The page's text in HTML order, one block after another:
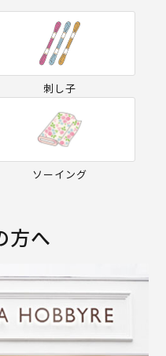
刺し子
ソーイング
方へ